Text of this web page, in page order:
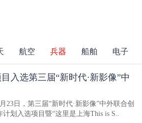
航空 兵器 船舶 电子
入选第三届“新时代·新影像”中
23日，第三届“新时代·新影像”中外联合创
计划入选项目暨“这里是上海This is S..